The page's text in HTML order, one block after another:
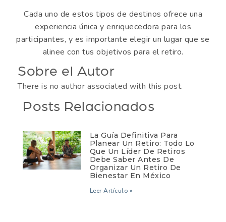
Cada uno de estos tipos de destinos ofrece una
experiencia única y enriquecedora para los
participantes, y es importante elegir un lugar que se
alinee con tus objetivos para el retiro.
Sobre el Autor
There is no author associated with this post.
Posts Relacionados
La Guía Definitiva Para
Planear Un Retiro: Todo Lo
Que Un Líder De Retiros
Debe Saber Antes De
Organizar Un Retiro De
Bienestar En México
Leer Artículo »